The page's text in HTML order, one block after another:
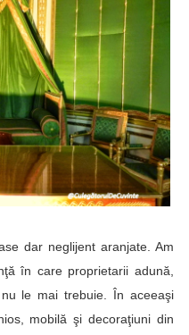
dar neglijent aranjate. Am
în care proprietarii adună,
le mai trebuie. În aceeaşi
mobilă şi decoraţiuni din